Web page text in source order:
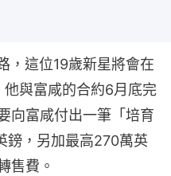
，這位19歲新星將會在
與富咸的合約6月底完
向富咸付出一筆「培育
鎊，另加最高270萬英
售費。